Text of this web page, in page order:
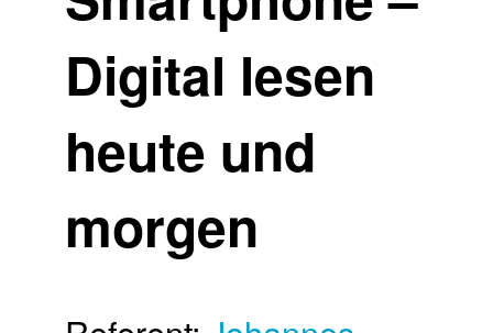
Digital lesen
heute und
morgen